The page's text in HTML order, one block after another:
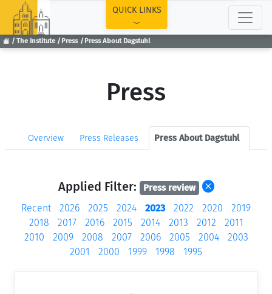
The Institute Press Press About Dagstuhl
QUICK LINKS
Press
Overview Press Releases Press About Dagstuhl
Applied Filter: Press review
Recent 2026 2025 2024 2023 2022 2020
2019
2018
2017 2016 2015 2014 2013 2012
2011
2010
2009 2008 2007 2006 2005 2004
2003
2001
2000 1999 1998 1995